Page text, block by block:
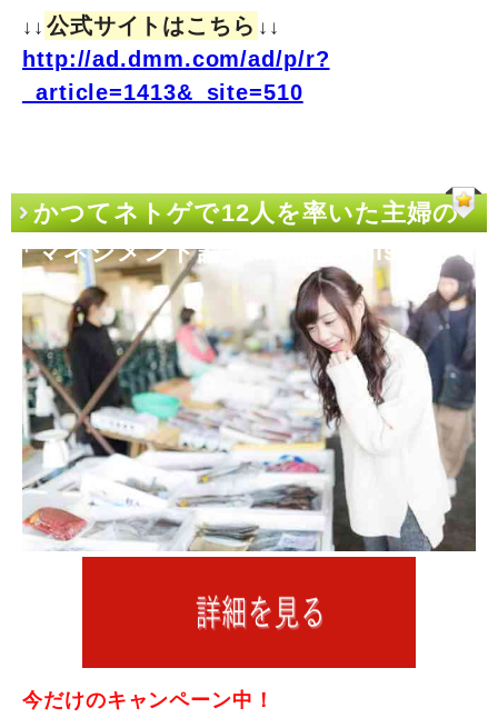
↓↓ 公式サイトはこちら ↓↓
http://ad.dmm.com/ad/p/r?
_article=1413&_site=510
かつてネトゲで12人を率いた主婦の
「マネジメント論+dmm証券 nisa」
今だけのキャンペーン中！